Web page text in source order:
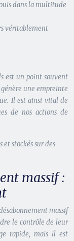
dans la multitude
véritablement
est un point souvent
une empreinte
Il est ainsi vital de
de nos actions de
stockés sur des
massif :
massif
le contrôle de leur
rapide, mais il est